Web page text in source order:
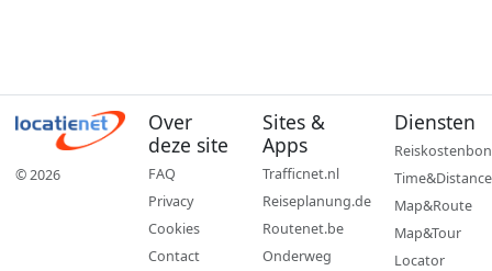
© 2026
Over
deze site
FAQ
Privacy
Cookies
Contact
Sites &
Apps
Trafficnet.nl
Reiseplanung.de
Routenet.be
Onderweg
Diensten
Reiskostenbon
Time&Distance
Map&Route
Map&Tour
Locator